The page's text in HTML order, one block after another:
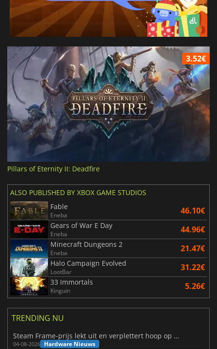
3.52€
Pillars of Eternity II: Deadfire
ALSO PUBLISHED BY XBOX GAME STUDIOS
Fable
Eneba 46.10€
Gears of War E Day
Eneba 44.96€
Minecraft Dungeons 2
Eneba 21.47€
Halo Campaign Evolved
LootBar 31.22€
33 Immortals
Kinguin 5.26€
TRENDING NU
Steam Frame-prijs lekt uit en verplettert hoop op betaalbare VR
04-08-2026 Hardware Nieuws